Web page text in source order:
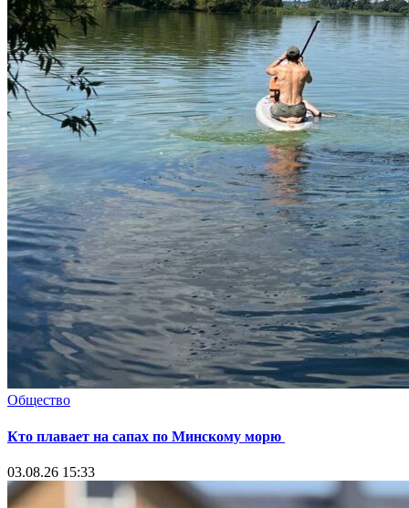
Общество
Кто плавает на сапах по Минскому морю
03.08.26 15:33